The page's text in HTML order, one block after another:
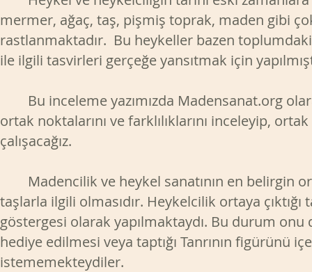
mermer, ağaç, taş, pişmiş toprak, maden gibi
rastlanmaktadır. Bu heykeller bazen
ile ilgili tasvirleri gerçeğe yansıtmak için
Bu inceleme yazımızda Madensanat.org
ortak noktalarını ve farklılıklarını inceleyip,
çalışacağız.
Madencilik ve heykel sanatının en belirgin
taşlarla ilgili olmasıdır. Heykelcilik ortaya
göstergesi olarak yapılmaktaydı. Bu durum
hediye edilmesi veya taptığı Tanrının figürünü
istememekteydiler.